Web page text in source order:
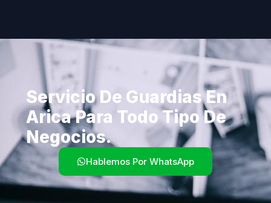
Servicio De Guardias En
Arica Para Todo Tipo De
Negocios.
Hablemos Por WhatsApp